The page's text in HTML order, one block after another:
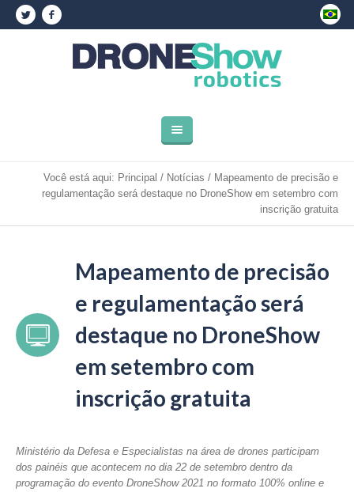
Você está aqui: Principal / Notícias / Mapeamento de precisão e
regulamentação será destaque no DroneShow em setembro com
inscrição gratuita
Mapeamento de precisão
e regulamentação será
destaque no DroneShow
em setembro com
inscrição gratuita
Ministério da Defesa e Especialistas na área de drones participam
dos painéis que acontecem no dia 22 de setembro dentro da
programação do evento DroneShow 2021 no formato 100% online e